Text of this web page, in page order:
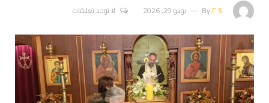
ByF.S يونيو 29, 2026 لا توجد تعليقات